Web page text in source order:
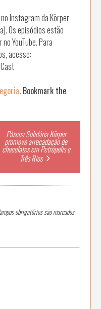
Instagram da Körper
Os episódios estão
YouTube. Para
acesse:
. Bookmark the
Páscoa Solidária Körper
promove arrecadação de
chocolates em Petrópolis e
Três Rios
obrigatórios são marcados